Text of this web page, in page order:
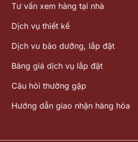
Tư vấn xem hàng tại nhà
Dịch vụ thiết kế
Dịch vu bảo dưỡng, lắp đặt
Bảng giá dịch vụ lắp đặt
Câu hỏi thường gặp
Hướng dẫn giao nhận hàng hóa